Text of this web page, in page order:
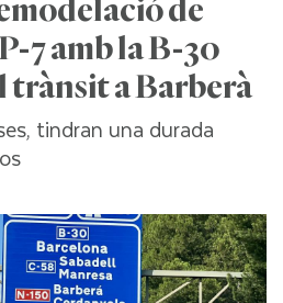
de
7 amb la B-30
trànsit a Barberà
tindran una durada